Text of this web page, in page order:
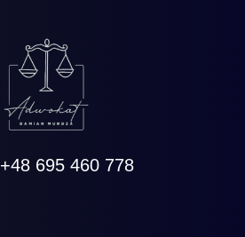
+48 695 460 778